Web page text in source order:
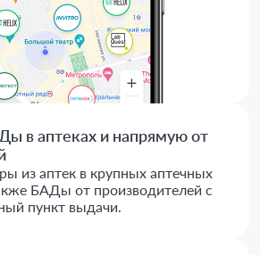
в аптеках и напрямую от
из аптек в крупных аптечных
БАДы от производителей с
пункт выдачи.